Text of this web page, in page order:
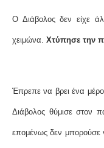
Ο Διάβολος δεν είχε
χειμώνα. Χτύπησε την
Έπρεπε να βρει ένα
Διάβολος θύμισε στον
επομένως δεν μπορούσε